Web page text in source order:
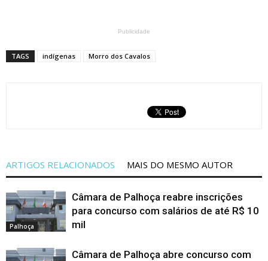
Publicidade
TAGS indígenas Morro dos Cavalos
ARTIGOS RELACIONADOS MAIS DO MESMO AUTOR
Palhoça
Câmara de Palhoça reabre inscrições
para concurso com salários de até R$ 10
mil
Câmara de Palhoça abre concurso com